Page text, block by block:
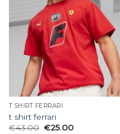
T SHIRT FERRARI
t shirt ferrari
€43.00 €25.00